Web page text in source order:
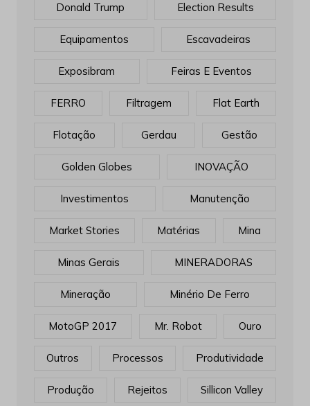
Donald Trump Election Results
Equipamentos Escavadeiras
Exposibram Feiras E Eventos
FERRO Filtragem Flat Earth
Flotação Gerdau Gestão
Golden Globes INOVAÇÃO
Investimentos Manutenção
Market Stories Matérias Mina
Minas Gerais MINERADORAS
Mineração Minério De Ferro
MotoGP 2017 Mr. Robot Ouro
Outros Processos Produtividade
Produção Rejeitos Sillicon Valley